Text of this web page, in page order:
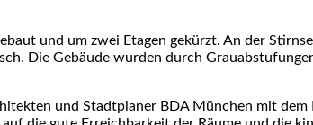
und um zwei Etagen gekürzt. An der
Die Gebäude wurden durch
und Stadtplaner BDA München mit